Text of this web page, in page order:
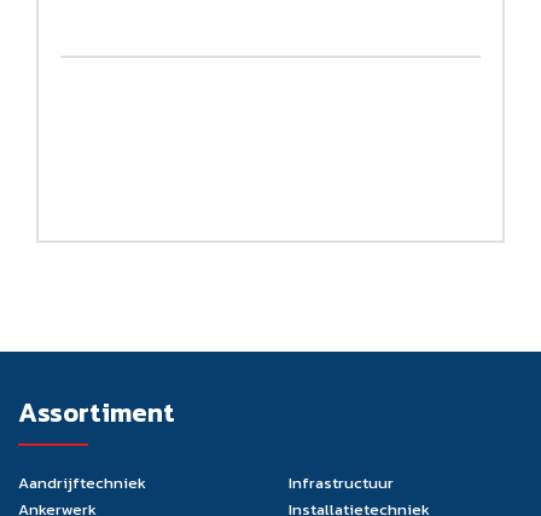
Assortiment
Aandrijftechniek
Ankerwerk
Infrastructuur
Installatietechniek